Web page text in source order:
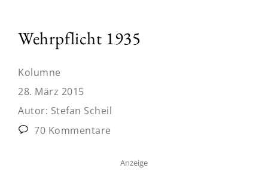
Wehrpflicht 1935
Kolumne
28. März 2015
Autor: Stefan Scheil
70 Kommentare
Anzeige